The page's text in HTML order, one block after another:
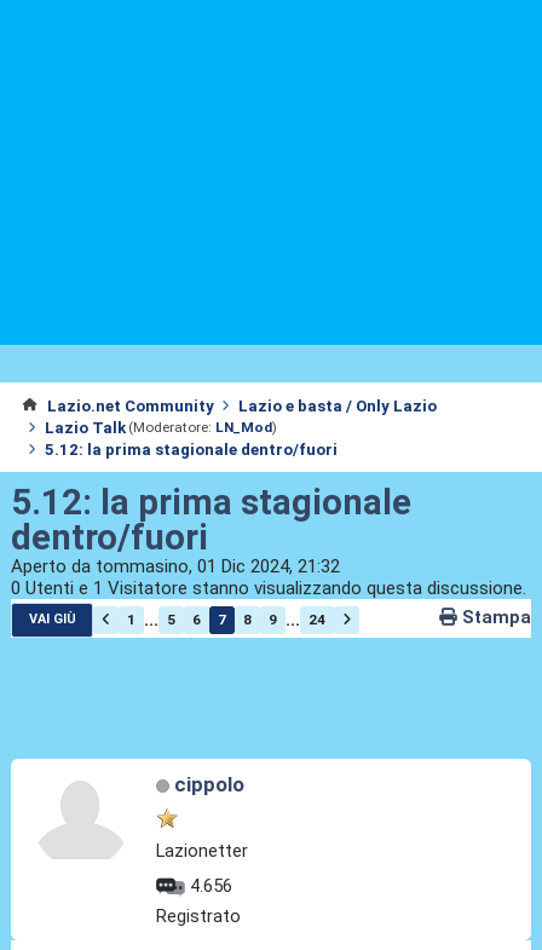
Lazio.net Community
Lazio e basta / Only Lazio
Lazio Talk (Moderatore: LN_Mod)
5.12: la prima stagionale dentro/fuori
5.12: la prima stagionale
dentro/fuori
Aperto da tommasino, 01 Dic 2024, 21:32
0 Utenti e 1 Visitatore stanno visualizzando questa discussione.
VAI GIÙ 1 ... 5 6 7 8 9 ... 24 Stampa
cippolo
Lazionetter
4.656
Registrato